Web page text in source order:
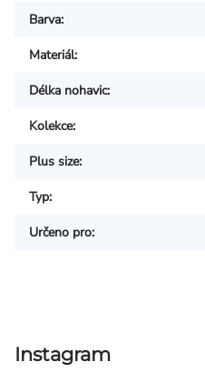
Barva:
Materiál:
Délka nohavic:
Kolekce:
Plus size:
Typ:
Určeno pro:
Instagram